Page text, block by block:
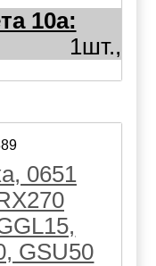
10а:
1шт.,
0651
GSU50